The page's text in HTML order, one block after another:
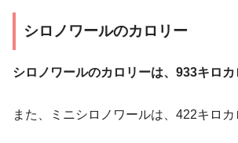
シロノワールのカロリー
シロノワールのカロリーは、933キロカ
また、ミニシロノワールは、422キロカ